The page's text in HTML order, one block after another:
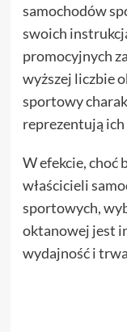
samochodów
swoich
promocyjnych
wyższej liczbie
sportowy
reprezentują ich
W efekcie, choć
właścicieli
sportowych,
oktanowej jest
wydajność i